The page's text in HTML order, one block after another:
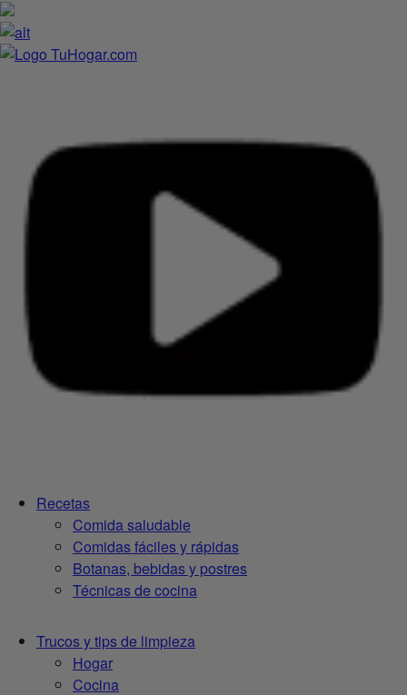
Recetas
Comida saludable
Comidas fáciles y rápidas
Botanas, bebidas y postres
Técnicas de cocina
Trucos y tips de limpieza
Hogar
Cocina